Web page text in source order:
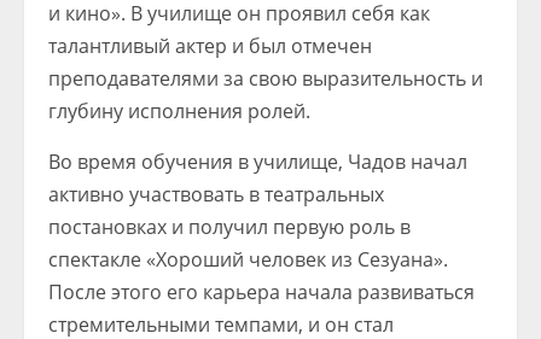
и кино». В училище он проявил себя как
талантливый актер и был отмечен
преподавателями за свою выразительность и
глубину исполнения ролей.
Во время обучения в училище, Чадов начал
активно участвовать в театральных
постановках и получил первую роль в
спектакле «Хороший человек из Сезуана».
После этого его карьера начала развиваться
стремительными темпами, и он стал